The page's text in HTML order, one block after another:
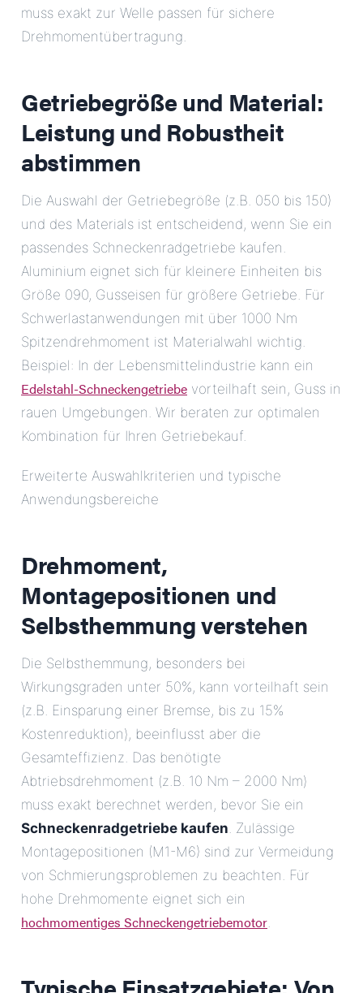
muss exakt zur Welle passen für sichere
Drehmomentübertragung.
Getriebegröße und Material:
Leistung und Robustheit
abstimmen
Die Auswahl der Getriebegröße (z.B. 050 bis 150)
und des Materials ist entscheidend, wenn Sie ein
passendes Schneckenradgetriebe kaufen.
Aluminium eignet sich für kleinere Einheiten bis
Größe 090, Gusseisen für größere Getriebe. Für
Schwerlastanwendungen mit über 1000 Nm
Spitzendrehmoment ist Materialwahl wichtig.
Beispiel: In der Lebensmittelindustrie kann ein
Edelstahl-Schneckengetriebe vorteilhaft sein, Guss in
rauen Umgebungen. Wir beraten zur optimalen
Kombination für Ihren Getriebekauf.
Erweiterte Auswahlkriterien und typische
Anwendungsbereiche
Drehmoment,
Montagepositionen und
Selbsthemmung verstehen
Die Selbsthemmung, besonders bei
Wirkungsgraden unter 50%, kann vorteilhaft sein
(z.B. Einsparung einer Bremse, bis zu 15%
Kostenreduktion), beeinflusst aber die
Gesamteffizienz. Das benötigte
Abtriebsdrehmoment (z.B. 10 Nm – 2000 Nm)
muss exakt berechnet werden, bevor Sie ein
Schneckenradgetriebe kaufen. Zulässige
Montagepositionen (M1-M6) sind zur Vermeidung
von Schmierungsproblemen zu beachten. Für
hohe Drehmomente eignet sich ein
hochmomentiges Schneckengetriebemotor.